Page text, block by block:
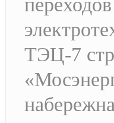
ТЭЦ-7